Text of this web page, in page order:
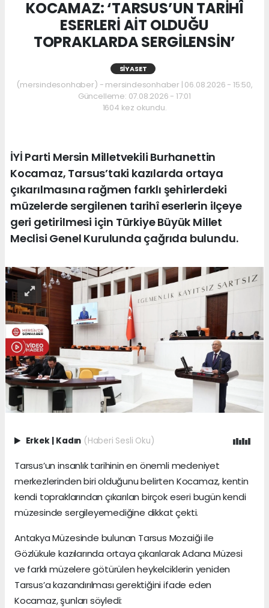
KOCAMAZ: ‘TARSUS’UN TARİHÎ
ESERLERİ AİT OLDUĞU
TOPRAKLARDA SERGİLENSİN’
SIYASET
(mersindesonhaber) - mersindesonhaber | 06.08.2026 - 15:50,
Güncelleme: 07.08.2026 - 17:01
1604 kez okundu.
İYİ Parti Mersin Milletvekili Burhanettin
Kocamaz, Tarsus’taki kazılarda ortaya
çıkarılmasına rağmen farklı şehirlerdeki
müzelerde sergilenen tarihî eserlerin ilçeye
geri getirilmesi için Türkiye Büyük Millet
Meclisi Genel Kurulunda çağrıda bulundu.
Erkek | Kadın (Haberi Sesli Oku)
Tarsus’un insanlık tarihinin en önemli medeniyet
merkezlerinden biri olduğunu belirten Kocamaz, kentin
kendi topraklarından çıkarılan birçok eseri bugün kendi
müzesinde sergileyemediğine dikkat çekti.
Antakya Müzesinde bulunan Tarsus Mozaiği ile
Gözlükule kazılarında ortaya çıkarılarak Adana Müzesi
ve farklı müzelere götürülen heykelciklerin yeniden
Tarsus’a kazandırılması gerektiğini ifade eden
Kocamaz, şunları söyledi: